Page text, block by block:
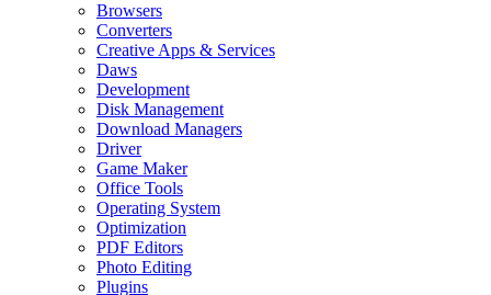
Browsers
Converters
Creative Apps & Services
Daws
Development
Disk Management
Download Managers
Driver
Game Maker
Office Tools
Operating System
Optimization
PDF Editors
Photo Editing
Plugins